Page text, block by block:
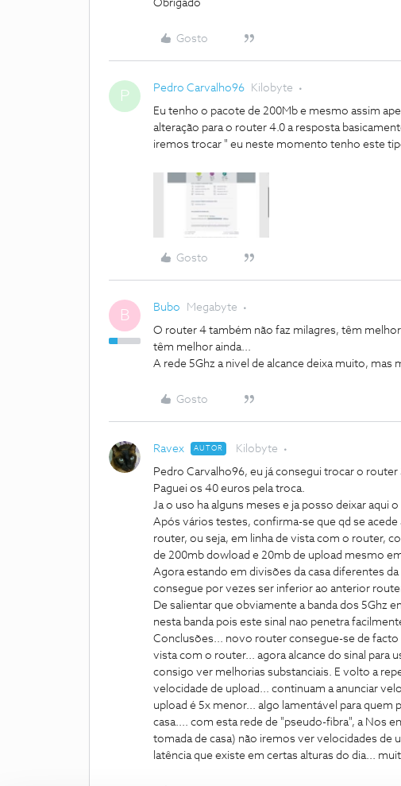
Obrigado
Gosto
P Pedro Carvalho96 Kilobyte
Eu tenho o pacote de 200Mb e mesmo assim
alteração para o router 4.0 a resposta
iremos trocar " eu neste momento tenho este
Gosto
B Bubo Megabyte
O router 4 também não faz milagres, têm
têm melhor ainda...
A rede 5Ghz a nivel de alcance deixa muito, mas
Gosto
Ravex AUTOR Kilobyte
Pedro Carvalho96, eu já consegui trocar o router
Paguei os 40 euros pela troca.
Ja o uso ha alguns meses e ja posso deixar aqui
Após vários testes, confirma-se que qd se
router, ou seja, em linha de vista com o router,
de 200mb dowload e 20mb de upload mesmo
Agora estando em divisões da casa diferentes
consegue por vezes ser inferior ao anterior
De salientar que obviamente a banda dos 5Ghz
nesta banda pois este sinal nao penetra
Conclusões... novo router consegue-se de
vista com o router... agora alcance do sinal para
consigo ver melhorias substanciais. E volto a
velocidade de upload... continuam a anunciar
upload é 5x menor... algo lamentável para quem
casa.... com esta rede de "pseudo-fibra", a Nos
tomada de casa) não iremos ver velocidades de
latência que existe em certas alturas do dia...